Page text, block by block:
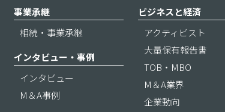
事業承継
相続・事業承継
インタビュー・事例
インタビュー
M＆A事例
ビジネスと経済
アクティビスト
大量保有報告書
TOB・MBO
M＆A業界
企業動向